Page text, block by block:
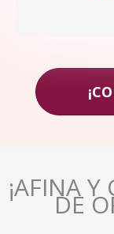
¡AFINA Y
DE